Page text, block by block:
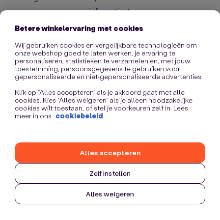
information).
Betere winkelervaring met cookies
Wij gebruiken cookies en vergelijkbare technologieën om
onze webshop goed te laten werken, je ervaring te
personaliseren, statistieken te verzamelen en, met jouw
toestemming, persoonsgegevens te gebruiken voor
gepersonaliseerde en niet-gepersonaliseerde advertenties.
Klik op “Alles accepteren” als je akkoord gaat met alle
cookies. Kies “Alles weigeren” als je alleen noodzakelijke
cookies wilt toestaan, of stel je voorkeuren zelf in. Lees
meer in ons cookiebeleid
Zelf instellen
Alles weigeren
Alles accepteren